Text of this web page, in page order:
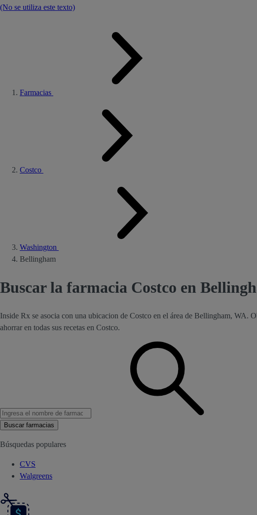
(No se utiliza este texto)
Farmacias
Costco
Washington
Bellingham
Buscar la farmacia Costco en
Inside Rx se asocia con una ubicacion de Costco en el área de Bellingham, WA.
ahorrar en todas sus recetas en Costco.
Buscar farmacias
Búsquedas populares
CVS
Walgreens